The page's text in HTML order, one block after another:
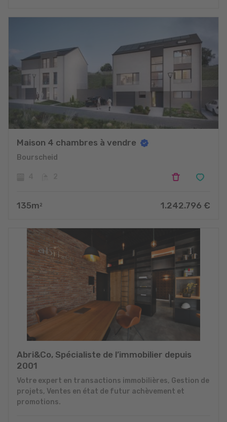
Maison 4 chambres à vendre
Bourscheid
135m 2 1.242.796 €
Abri&Co, Spécialiste de l’immobilier depuis
2001
Votre expert en transactions immobilières, Gestion de
projets, Ventes en état de futur achèvement et
promotions.